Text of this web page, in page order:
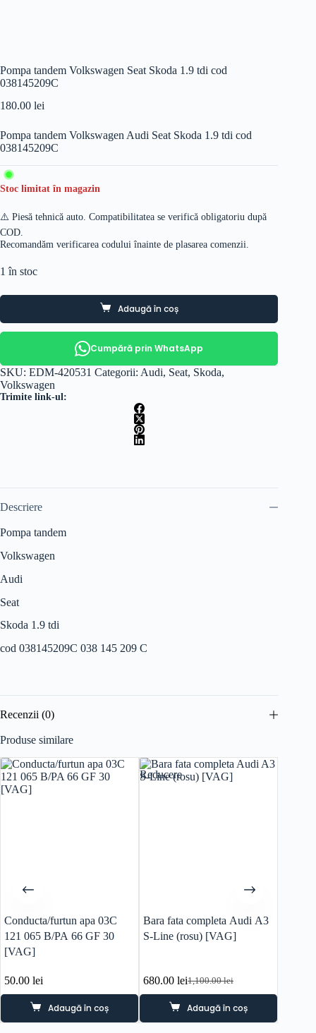
Pompa tandem Volkswagen Seat Skoda 1.9 tdi cod
038145209C
180.00 lei
Pompa tandem Volkswagen Audi Seat Skoda 1.9 tdi cod
038145209C
Stoc limitat în magazin
⚠️ Piesă tehnică auto. Compatibilitatea se verifică obligatoriu după
COD.
Recomandăm verificarea codului înainte de plasarea comenzii.
1 în stoc
Adaugă în coș
Cumpără prin WhatsApp
SKU: EDM-420531 Categorii: Audi, Seat, Skoda,
Volkswagen
Trimite link-ul:
Descriere
Pompa tandem
Volkswagen
Audi
Seat
Skoda 1.9 tdi
cod 038145209C 038 145 209 C
Recenzii (0)
Produse similare
Conducta/furtun apa 03C
121 065 B/PA 66 GF 30
[VAG]
50.00 lei
Adaugă în coș
Reducere
Bara fata completa Audi A3
S-Line (rosu) [VAG]
1,100.00lei
Prețul
a
fost:
680.00leiPrețul
este:
680.00 lei.
Adaugă în coș